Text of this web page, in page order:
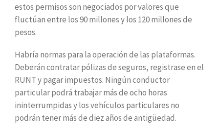
estos permisos son negociados por valores que
fluctúan entre los 90 millones y los 120 millones de
pesos.
Habría normas para la operación de las plataformas.
Deberán contratar pólizas de seguros, registrase en el
RUNT y pagar impuestos. Ningún conductor
particular podrá trabajar más de ocho horas
ininterrumpidas y los vehículos particulares no
podrán tener más de diez años de antigüedad.